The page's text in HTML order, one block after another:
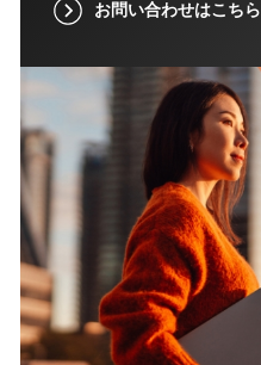
お問い合わせはこちら